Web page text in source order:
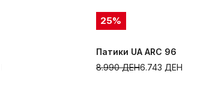
25%
Патики UA ARC 96
6.743 ДЕН
8.990ДЕН